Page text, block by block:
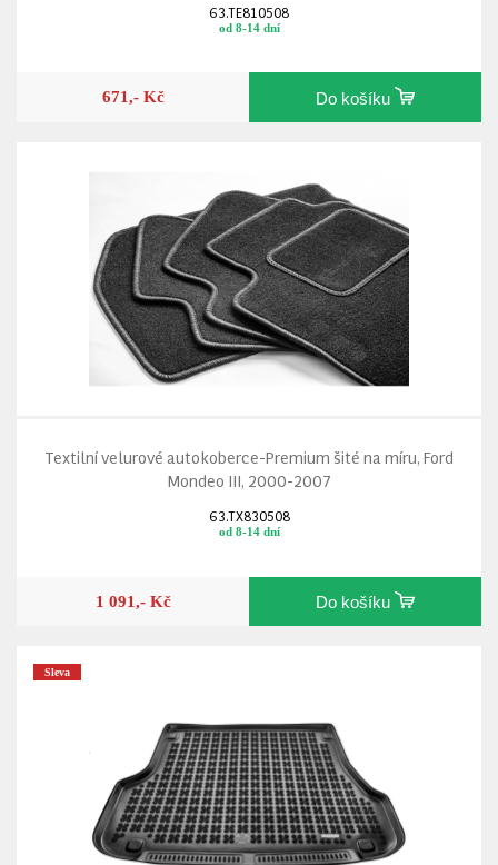
63.TE810508
od 8-14 dní
671,- Kč Do košíku
Textilní velurové autokoberce-Premium šité na míru, Ford
Mondeo III, 2000-2007
63.TX830508
od 8-14 dní
1 091,- Kč Do košíku
Sleva